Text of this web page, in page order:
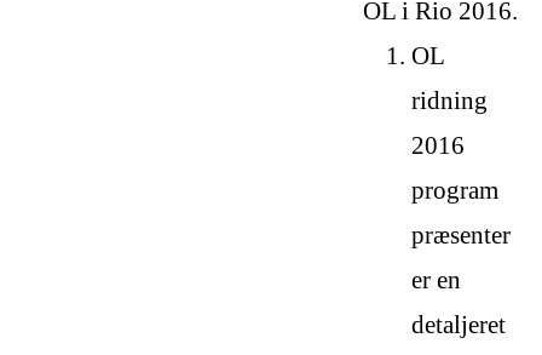
OL i Rio 2016.
OL
ridning
2016
program
præsenter
er en
detaljeret